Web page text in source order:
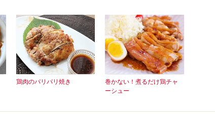
鶏肉のパリパリ焼き
巻かない！煮るだけ鶏チャ
ーシュー